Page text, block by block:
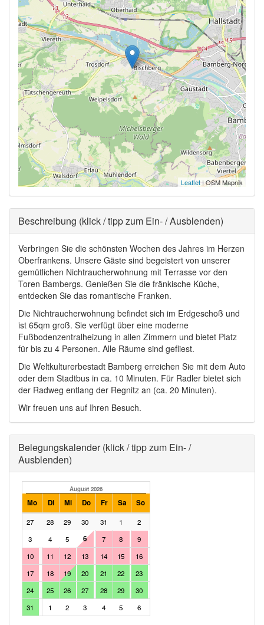
Leaflet | OSM Mapnik
Ausblenden
Beschreibung (klick / tipp zum Ein- / Ausblenden)
Verbringen Sie die schönsten Wochen des Jahres im Herzen
Oberfrankens. Unsere Gäste sind begeistert von unserer
gemütlichen Nichtraucherwohnung mit Terrasse vor den
Toren Bambergs. Genießen Sie die fränkische Küche,
entdecken Sie das romantische Franken.
Die Nichtraucherwohnung befindet sich im Erdgeschoß und
ist 65qm groß. Sie verfügt über eine moderne
Fußbodenzentralheizung in allen Zimmern und bietet Platz
für bis zu 4 Personen. Alle Räume sind gefliest.
Die Weltkulturerbestadt Bamberg erreichen Sie mit dem Auto
oder dem Stadtbus in ca. 10 Minuten. Für Radler bietet sich
der Radweg entlang der Regnitz an (ca. 20 Minuten).
Wir freuen uns auf Ihren Besuch.
Ausblenden
Belegungskalender (klick / tipp zum Ein- /
Ausblenden)
August 2026
Mo Di Mi Do Fr Sa So
27 28 29 30 31 1
2
3
4 5 6 7 8
9
10
11 12 13 14 15
16
17
18 19 20 21 22
23
24
25 26 27 28 29
30
31
1 2 3 4 5 6